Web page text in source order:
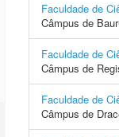
Faculdade de
Câmpus de
Faculdade de
Câmpus de
Faculdade de
Câmpus de